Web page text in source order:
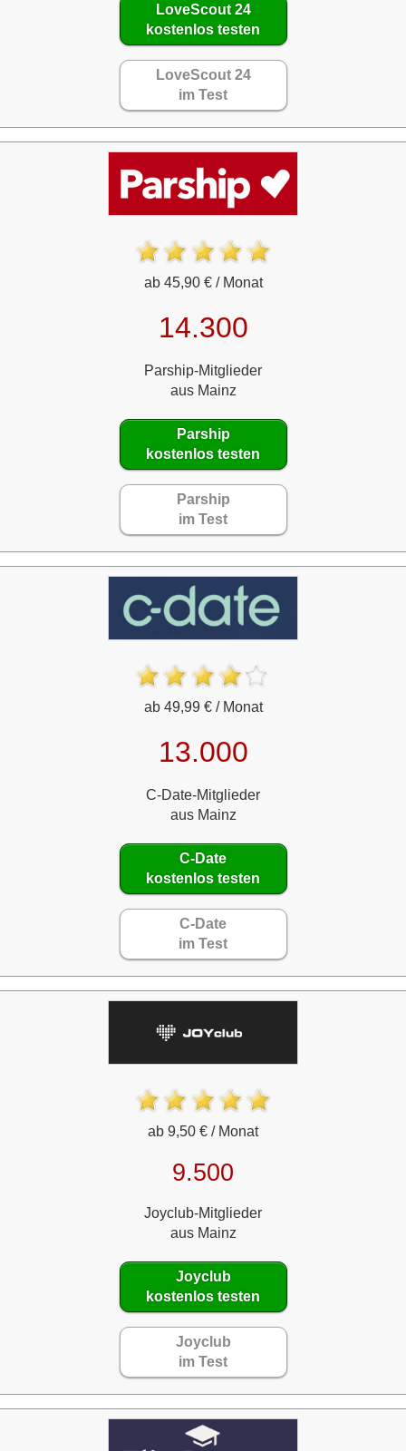
LoveScout 24
kostenlos testen
LoveScout 24
im Test
ab 45,90 € / Monat
14.300
Parship-Mitglieder
aus Mainz
Parship
kostenlos testen
Parship
im Test
ab 49,99 € / Monat
13.000
C-Date-Mitglieder
aus Mainz
C-Date
kostenlos testen
C-Date
im Test
ab 9,50 € / Monat
9.500
Joyclub-Mitglieder
aus Mainz
Joyclub
kostenlos testen
Joyclub
im Test